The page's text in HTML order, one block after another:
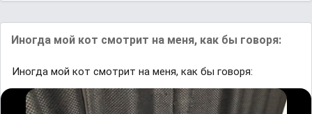
Иногда мой кот смотрит на меня, как бы говоря:
Иногда мой кот смотрит на меня, как бы говоря: